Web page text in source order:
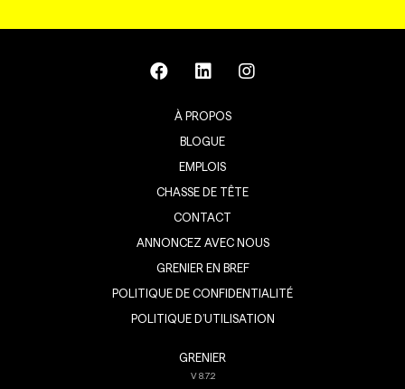
À PROPOS
BLOGUE
EMPLOIS
CHASSE DE TÊTE
CONTACT
ANNONCEZ AVEC NOUS
GRENIER EN BREF
POLITIQUE DE CONFIDENTIALITÉ
POLITIQUE D’UTILISATION
GRENIER
V8.7.2